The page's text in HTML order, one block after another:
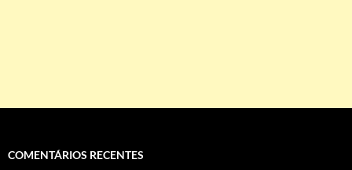
COMENTÁRIOS RECENTES